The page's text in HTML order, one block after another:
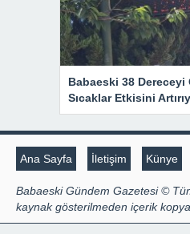
Babaeski 38
Sıcaklar Etkisini
Ana Sayfa İletişim Künye
Babaeski Gündem Gazetesi ©
kaynak gösterilmeden içerik